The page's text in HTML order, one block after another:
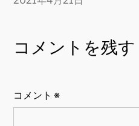
コメントを残す
コメント ※